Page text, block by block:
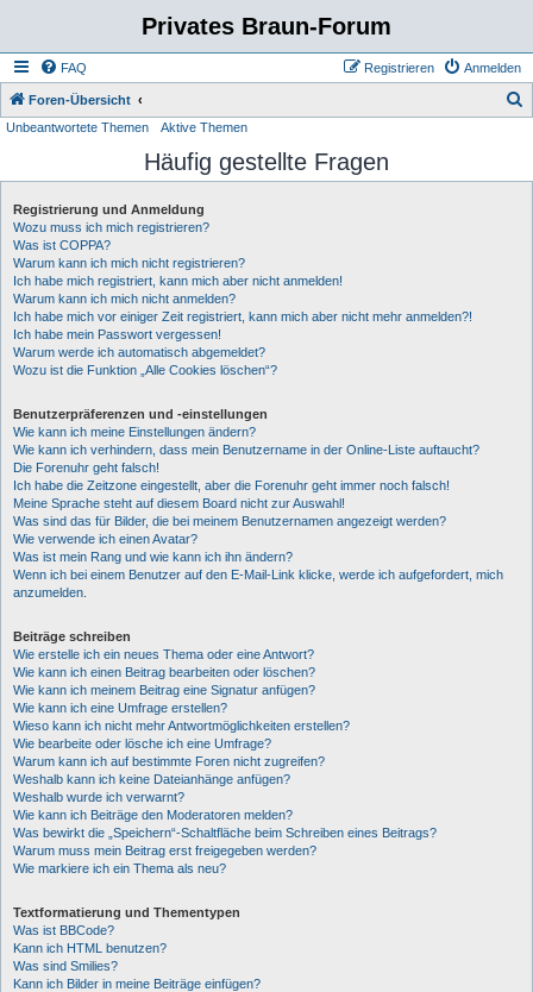
Privates Braun-Forum
FAQ Anmelden
Registrieren
Foren-Übersicht
h
Unbeantwortete Themen Aktive Themen
Häufig gestellte Fragen
Registrierung und Anmeldung
Wozu muss ich mich registrieren?
Was ist COPPA?
Warum kann ich mich nicht registrieren?
Ich habe mich registriert, kann mich aber nicht anmelden!
Warum kann ich mich nicht anmelden?
Ich habe mich vor einiger Zeit registriert, kann mich aber nicht mehr anmelden?!
Ich habe mein Passwort vergessen!
Warum werde ich automatisch abgemeldet?
Wozu ist die Funktion „Alle Cookies löschen“?
Benutzerpräferenzen und -einstellungen
Wie kann ich meine Einstellungen ändern?
Wie kann ich verhindern, dass mein Benutzername in der Online-Liste auftaucht?
Die Forenuhr geht falsch!
Ich habe die Zeitzone eingestellt, aber die Forenuhr geht immer noch falsch!
Meine Sprache steht auf diesem Board nicht zur Auswahl!
Was sind das für Bilder, die bei meinem Benutzernamen angezeigt werden?
Wie verwende ich einen Avatar?
Was ist mein Rang und wie kann ich ihn ändern?
Wenn ich bei einem Benutzer auf den E-Mail-Link klicke, werde ich aufgefordert, mich
anzumelden.
Beiträge schreiben
Wie erstelle ich ein neues Thema oder eine Antwort?
Wie kann ich einen Beitrag bearbeiten oder löschen?
Wie kann ich meinem Beitrag eine Signatur anfügen?
Wie kann ich eine Umfrage erstellen?
Wieso kann ich nicht mehr Antwortmöglichkeiten erstellen?
Wie bearbeite oder lösche ich eine Umfrage?
Warum kann ich auf bestimmte Foren nicht zugreifen?
Weshalb kann ich keine Dateianhänge anfügen?
Weshalb wurde ich verwarnt?
Wie kann ich Beiträge den Moderatoren melden?
Was bewirkt die „Speichern“-Schaltfläche beim Schreiben eines Beitrags?
Warum muss mein Beitrag erst freigegeben werden?
Wie markiere ich ein Thema als neu?
Textformatierung und Thementypen
Was ist BBCode?
Kann ich HTML benutzen?
Was sind Smilies?
Kann ich Bilder in meine Beiträge einfügen?